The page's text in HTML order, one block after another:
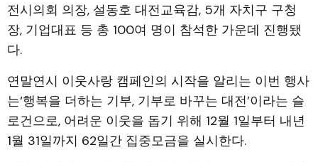
전시의회 의장, 설동호 대전교육감, 5개 자치구 구청
장, 기업대표 등 총 100여 명이 참석한 가운데 진행됐
다.
연말연시 이웃사랑 캠페인의 시작을 알리는 이번 행사
는‘행복을 더하는 기부, 기부로 바꾸는 대전’이라는 슬
로건으로, 어려운 이웃을 돕기 위해 12월 1일부터 내년
1월 31일까지 62일간 집중모금을 실시한다.